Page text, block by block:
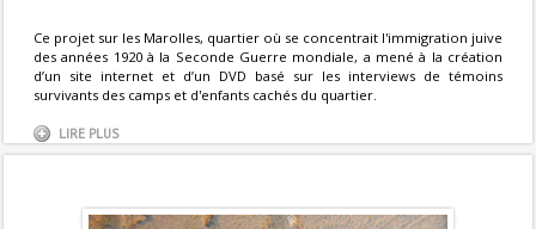
Ce projet sur les Marolles, quartier où se concentrait l'immigration juive
des années 1920 à la Seconde Guerre mondiale, a mené à la création
d’un site internet et d’un DVD basé sur les interviews de témoins
survivants des camps et d'enfants cachés du quartier.
LIRE PLUS